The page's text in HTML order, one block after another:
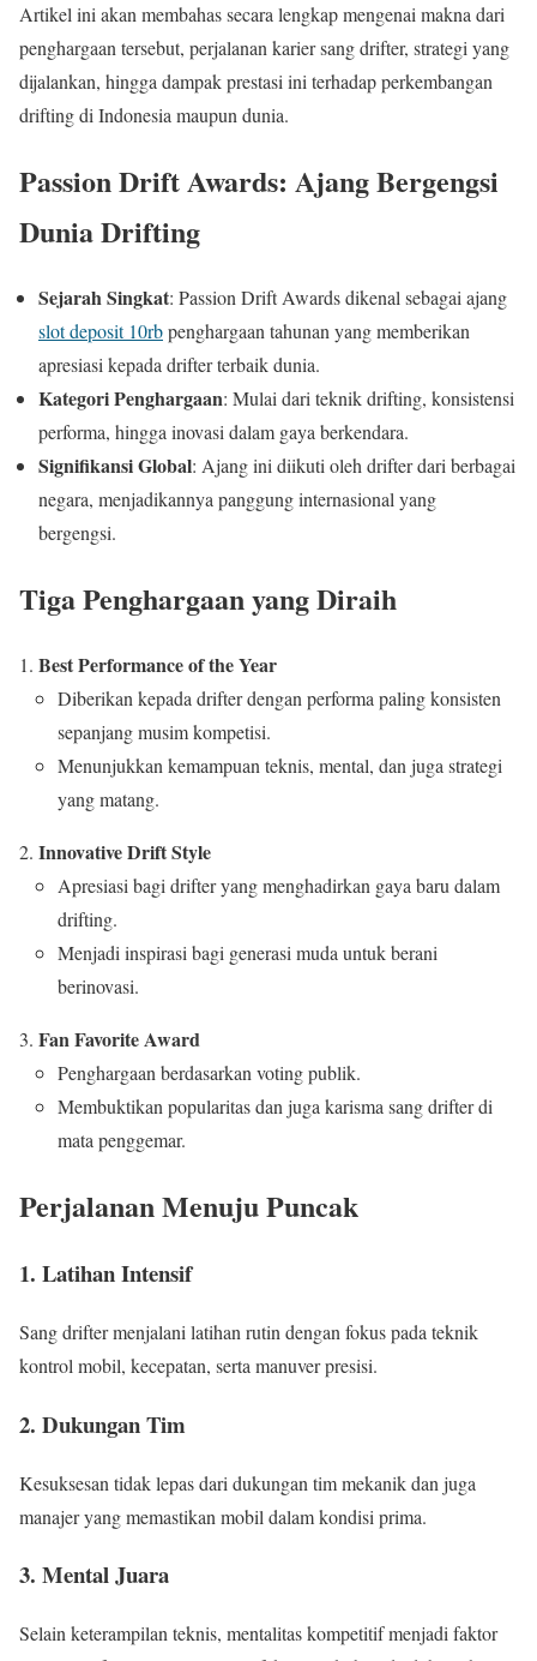
Artikel ini akan membahas secara lengkap mengenai makna dari
penghargaan tersebut, perjalanan karier sang drifter, strategi yang
dijalankan, hingga dampak prestasi ini terhadap perkembangan
drifting di Indonesia maupun dunia.
Passion Drift Awards: Ajang Bergengsi
Dunia Drifting
Sejarah Singkat: Passion Drift Awards dikenal sebagai ajang
slot deposit 10rbpenghargaan tahunan yang memberikan
apresiasi kepada drifter terbaik dunia.
Kategori Penghargaan: Mulai dari teknik drifting, konsistensi
performa, hingga inovasi dalam gaya berkendara.
Signifikansi Global: Ajang ini diikuti oleh drifter dari berbagai
negara, menjadikannya panggung internasional yang
bergengsi.
Tiga Penghargaan yang Diraih
Best Performance of the Year
Diberikan kepada drifter dengan performa paling konsisten
sepanjang musim kompetisi.
Menunjukkan kemampuan teknis, mental, dan juga strategi
yang matang.
Innovative Drift Style
Apresiasi bagi drifter yang menghadirkan gaya baru dalam
drifting.
Menjadi inspirasi bagi generasi muda untuk berani
berinovasi.
Fan Favorite Award
Penghargaan berdasarkan voting publik.
Membuktikan popularitas dan juga karisma sang drifter di
mata penggemar.
Perjalanan Menuju Puncak
1. Latihan Intensif
Sang drifter menjalani latihan rutin dengan fokus pada teknik
kontrol mobil, kecepatan, serta manuver presisi.
2. Dukungan Tim
Kesuksesan tidak lepas dari dukungan tim mekanik dan juga
manajer yang memastikan mobil dalam kondisi prima.
3. Mental Juara
Selain keterampilan teknis, mentalitas kompetitif menjadi faktor